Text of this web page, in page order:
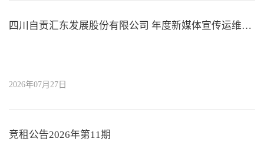
四川自贡汇东发展股份有限公司 年度新媒体宣传运维服务采购项目 招标公告
2026年07月27日
竞租公告2026年第11期